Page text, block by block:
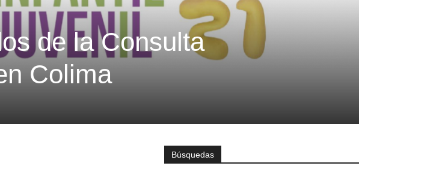
de la Consulta
Colima
Búsquedas